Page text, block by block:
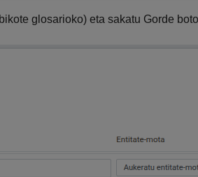
glosarioko) eta sakatu Gorde